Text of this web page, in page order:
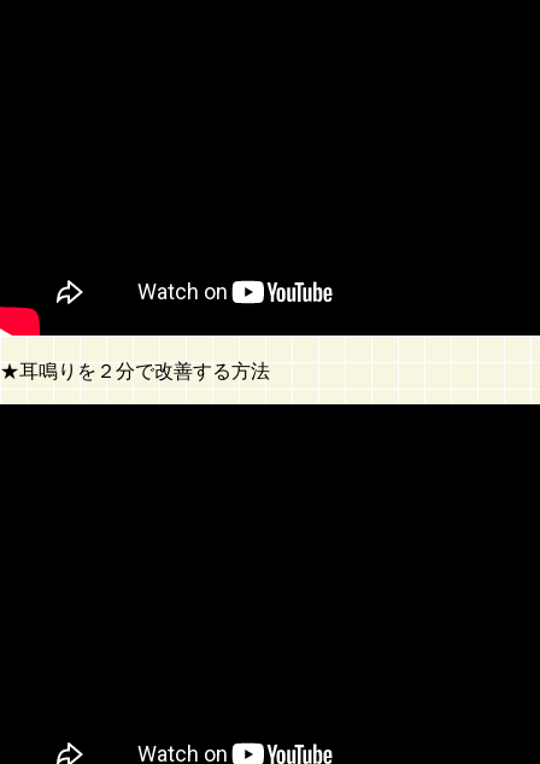
★耳鳴りを２分で改善する方法